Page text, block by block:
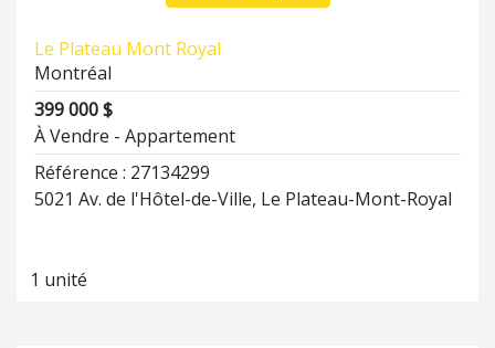
Le Plateau Mont Royal
Montréal
399 000 $
À Vendre - Appartement
Référence : 27134299
5021 Av. de l'Hôtel-de-Ville, Le Plateau-Mont-Royal
1 unité